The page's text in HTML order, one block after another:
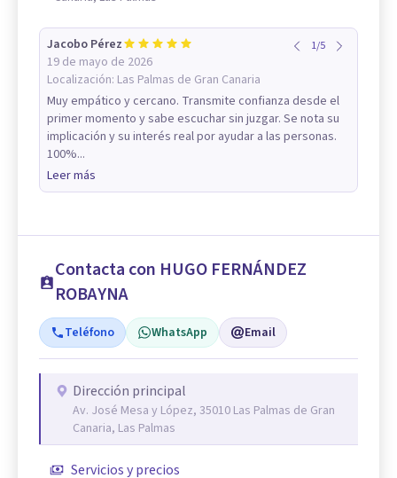
Jacobo Pérez
19 de mayo de 2026
Localización: Las Palmas de Gran Canaria
1/5
Muy empático y cercano. Transmite confianza desde el
primer momento y sabe escuchar sin juzgar. Se nota su
implicación y su interés real por ayudar a las personas.
100%...
Leer más
Contacta con HUGO FERNÁNDEZ
ROBAYNA
Teléfono WhatsApp Email
Dirección principal
Av. José Mesa y López, 35010 Las Palmas de Gran
Canaria, Las Palmas
Servicios y precios